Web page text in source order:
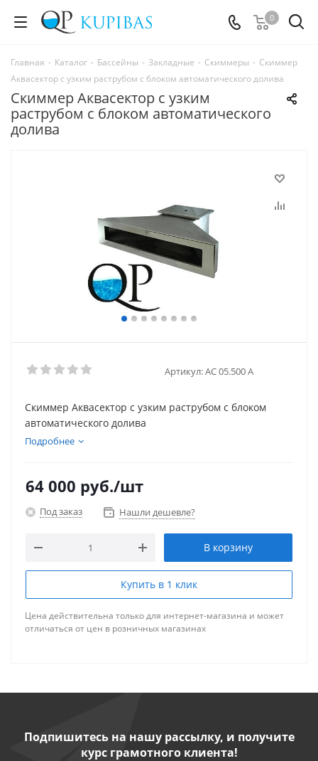
0
Главная - Каталог - Бассейны - Закладные - Скиммеры - Скиммер
Аквасектор с узким раструбом с блоком автоматического долива
Скиммер Аквасектор с узким
раструбом с блоком автоматического
долива
Артикул:АС 05.500 А
Скиммер Аквасектор с узким раструбом с блоком
автоматического долива
Подробнее
64 000 руб./шт
Под заказ Нашли дешевле?
В корзину
Купить в 1 клик
Цена действительна только для интернет-магазина и может
отличаться от цен в розничных магазинах
Подпишитесь на нашу рассылку, и получите
курс грамотного клиента!